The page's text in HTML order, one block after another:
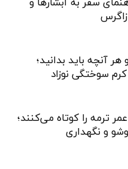
آنچه باید بدانید؛
سوختگی نوزاد
ترمه را کوتاه می‌کنند؛
و نگهداری